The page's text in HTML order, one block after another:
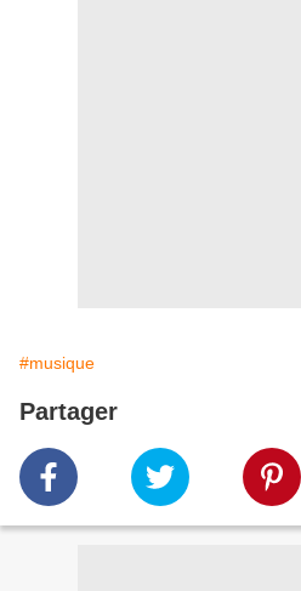
#musique
Partager